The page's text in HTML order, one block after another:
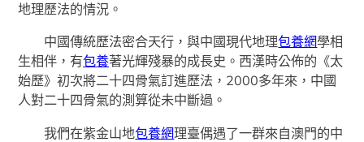
地理歷法的情況。
中國傳統歷法密合天行，與中國現代地理包養網學相
生相伴，有包養著光輝殘暴的成長史。西漢時公佈的《太
始歷》初次將二十四骨氣訂進歷法，2000多年來，中國
人對二十四骨氣的測算從未中斷過。
我們在紫金山地包養網理臺偶遇了一群來自澳門的中